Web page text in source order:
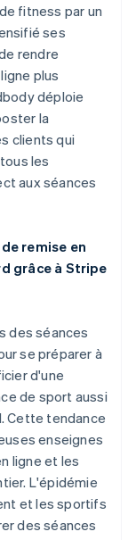
fitness par un
ses
rendre
plus
déploie
la
clients qui
les
aux séances
remise en
grâce à Stripe
des séances
se préparer à
d'une
de sport aussi
Cette tendance
enseignes
ligne et les
L'épidémie
et les sportifs
des séances